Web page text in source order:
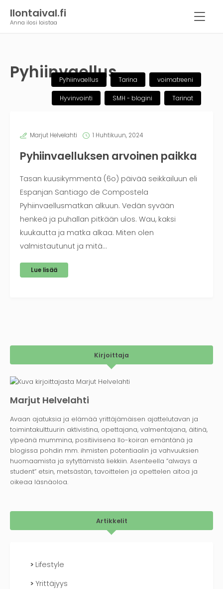
Ilontaival.fi
Anna ilosi loistaa
Pyhiinvaellus
Pyhiinvaellus Tarina voimatreeni
Hyvinvointi SMH - blogini Tarinat
Marjut Helvelahti 1 Huhtikuun, 2024
Pyhiinvaelluksen arvoinen paikka
Tasan kuusikymmentä (6o) päivää seikkailuun eli
Espanjan Santiago de Compostela
Pyhiinvaellusmatkan alkuun. Vedän syvään
henkeä ja puhallan pitkään ulos. Wau, kaksi
kuukautta ja matka alkaa. Miten olen
valmistautunut ja mitä…
Lue lisää
Kirjoittaja
Marjut Helvelahti
Avaan ajatuksia ja elämää yrittäjämäisen ajattelutavan ja
toimintakulttuurin aktivistina, opettajana, valmentajana, äitinä,
ylpeänä mummina, positiivisena Ilo-koiran emäntänä ja
blogissa pohdin mm. ihmisten potentiaalin ja vahvuuksien
huomaamista ja sytyttämistä liekkiin. Asenteella ”always a
student” etsin, metsästän, tavoittelen ja opettelen aitoa ja
oikeaa läsnäoloa.
Artikkelit
Lifestyle
Yrittäjyys